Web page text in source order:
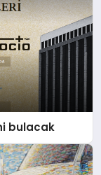
bulacak